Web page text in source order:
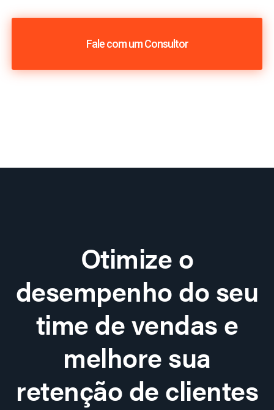
Fale com um Consultor
Otimize o
desempenho do seu
time de vendas e
melhore sua
retenção de clientes